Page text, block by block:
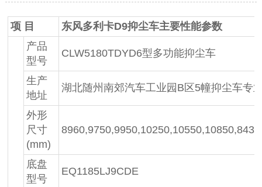
项 目 东风多利卡D9抑尘车主要性能参数
产品
型号
CLW5180TDYD6型多功能抑尘车
生产
地址
湖北随州南郊汽车工业园B区5幢抑尘车专
外形
尺寸
(mm)
底盘
型号
EQ1185LJ9CDE